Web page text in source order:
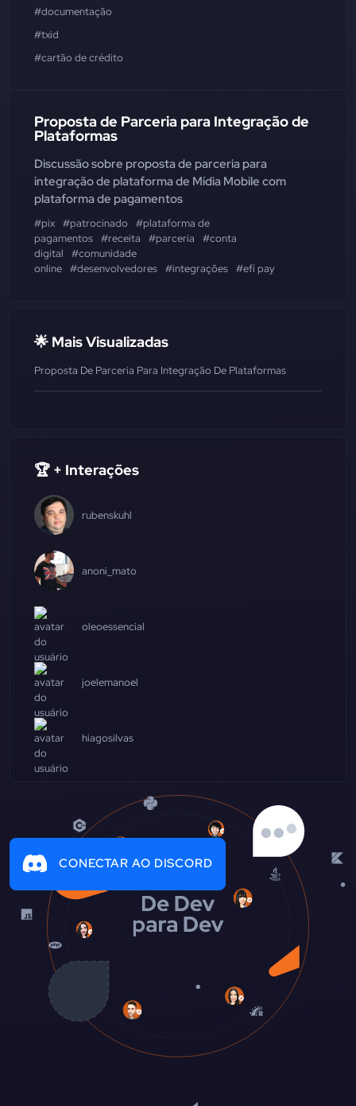
#documentação
#txid
#cartão de crédito
Proposta de Parceria para Integração de
Plataformas
Discussão sobre proposta de parceria para
integração de plataforma de Mídia Mobile com
plataforma de pagamentos
#pix #patrocinado
#plataforma de
pagamentos #receita #parceria
#conta
digital
#comunidade
online #desenvolvedores #integrações #efí pay
🌟 Mais Visualizadas
Proposta De Parceria Para Integração De Plataformas
🏆 + Interações
rubenskuhl
anoni_mato
oleoessencial
joelemanoel
hiagosilvas
CONECTAR AO DISCORD